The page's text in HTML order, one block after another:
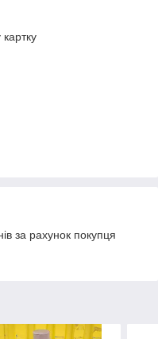
за рахунок покупця